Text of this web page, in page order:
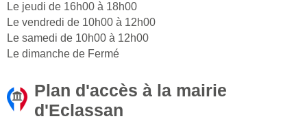
Le jeudi de 16h00 à 18h00
Le vendredi de 10h00 à 12h00
Le samedi de 10h00 à 12h00
Le dimanche de Fermé
Plan d'accès à la mairie
d'Eclassan